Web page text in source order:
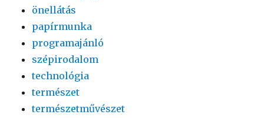
önellátás
papírmunka
programajánló
szépirodalom
technológia
természet
természetművészet